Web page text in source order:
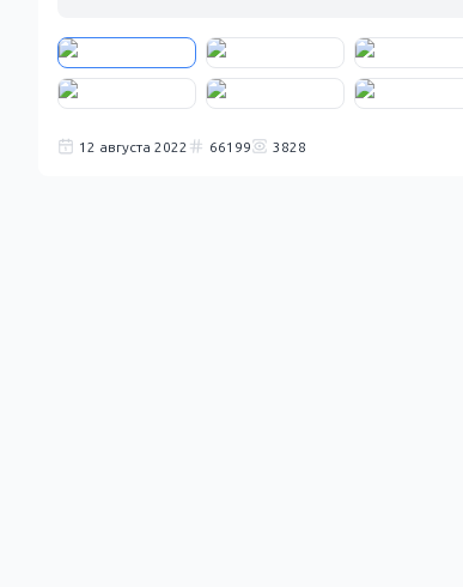
12 августа 2022 66199 3828